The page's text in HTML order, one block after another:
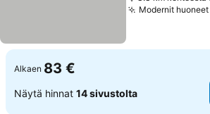
Modernit
Alkaen 83 €
Näytä hinnat 14 sivustolta